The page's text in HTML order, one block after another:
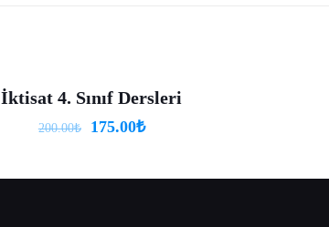
İktisat 4. Sınıf Dersleri
200.00₺ 175.00₺